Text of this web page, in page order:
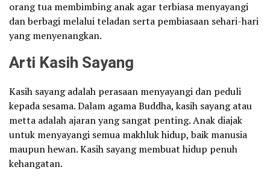
orang tua membimbing anak agar terbiasa menyayangi
dan berbagi melalui teladan serta pembiasaan sehari-hari
yang menyenangkan.
Arti Kasih Sayang
Kasih sayang adalah perasaan menyayangi dan peduli
kepada sesama. Dalam agama Buddha, kasih sayang atau
metta adalah ajaran yang sangat penting. Anak diajak
untuk menyayangi semua makhluk hidup, baik manusia
maupun hewan. Kasih sayang membuat hidup penuh
kehangatan.